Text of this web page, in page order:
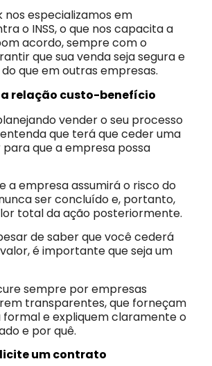
nos especializamos em
o INSS, o que nos capacita a
acordo, sempre com o
que sua venda seja segura e
que em outras empresas.
relação custo-benefício
vender o seu processo
entenda que terá que ceder uma
que a empresa possa
a empresa assumirá o risco do
ser concluído e, portanto,
total da ação posteriormente.
de saber que você cederá
é importante que seja um
sempre por empresas
transparentes, que forneçam
e expliquem claramente o
e por quê.
um contrato